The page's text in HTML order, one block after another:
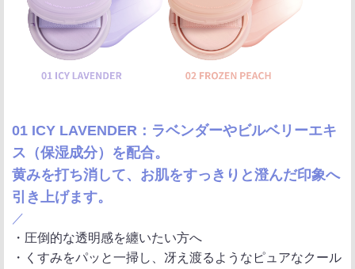
01 ICY LAVENDER：ラベンダーやビルベリーエキ
ス（保湿成分）を配合。
黄みを打ち消して、お肌をすっきりと澄んだ印象へ
引き上げます。
／
・圧倒的な透明感を纏いたい方へ
・くすみをパッと一掃し、冴え渡るようなピュアなクール